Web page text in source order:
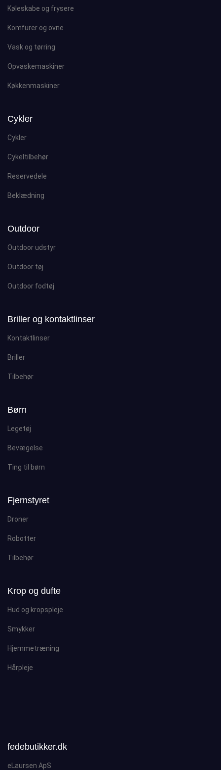
Køleskabe og frysere
Komfurer og ovne
Vask og tørring
Opvaskemaskiner
Køkkenmaskiner
Cykler
Cykler
Cykeltilbehør
Reservedele
Beklædning
Outdoor
Outdoor udstyr
Outdoor tøj
Outdoor fodtøj
Briller og kontaktlinser
Kontaktlinser
Briller
Tilbehør
Børn
Legetøj
Bevægelse
Ting til børn
Fjernstyret
Droner
Robotter
Tilbehør
Krop og dufte
Hud og kropspleje
Smykker
Hjemmetræning
Hårpleje
fedebutikker.dk
eLaursen ApS